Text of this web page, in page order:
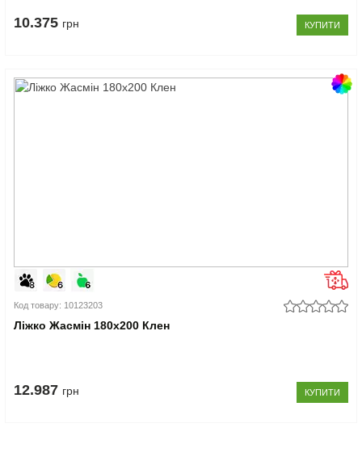
10.375 грн КУПИТИ
Код товару: 10123203
Ліжко Жасмін 180x200 Клен
12.987 грн КУПИТИ